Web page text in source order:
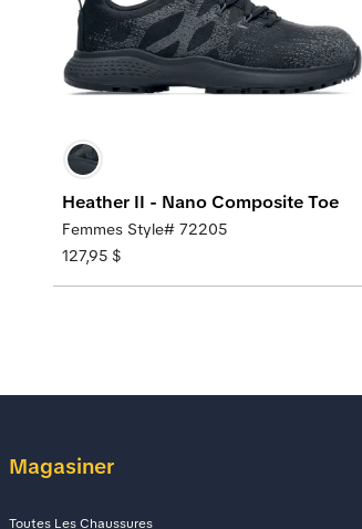
Heather II - Nano Composite Toe
Femmes Style# 72205
127,95 $
Magasiner
Toutes Les Chaussures